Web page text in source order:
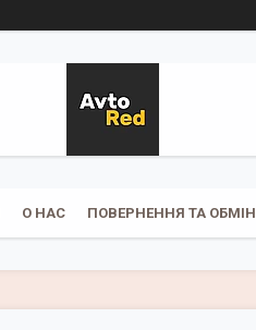
О НАС ПОВЕРНЕННЯ ТА ОБМІН